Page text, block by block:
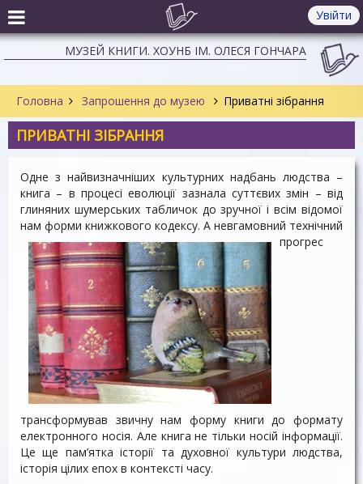
Увійти
МУЗЕЙ КНИГИ. ХОУНБ ІМ. ОЛЕСЯ ГОНЧАРА
Головна Запрошення до музею Приватні зібрання
ПРИВАТНІ ЗІБРАННЯ
Одне з найвизначніших культурних надбань людства –
книга – в процесі еволюції зазнала суттєвих змін – від
глиняних шумерських табличок до зручної і всім відомої
нам форми книжкового кодексу. А невгамовний технічний
прогрес
трансформував звичну нам форму книги до формату
електронного носія. Але книга не тільки носій інформації.
Це ще пам’ятка історії та духовної культури людства,
історія цілих епох в контексті часу.